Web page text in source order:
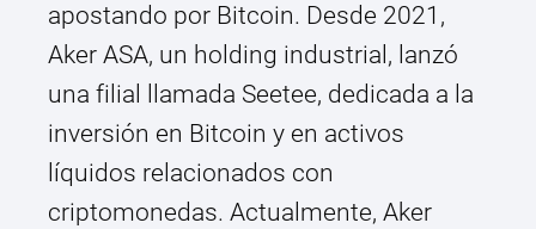
apostando por Bitcoin. Desde 2021,
Aker ASA, un holding industrial, lanzó
una filial llamada Seetee, dedicada a la
inversión en Bitcoin y en activos
líquidos relacionados con
criptomonedas. Actualmente, Aker